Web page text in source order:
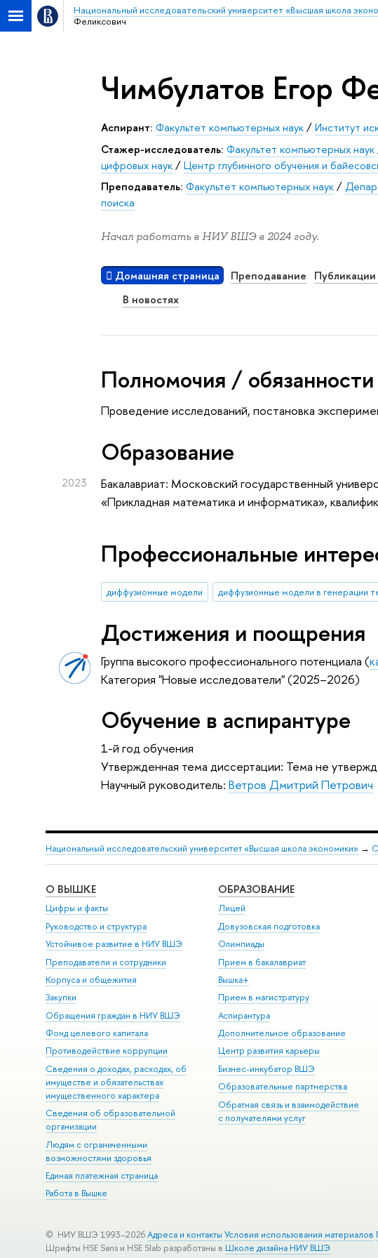
Национальный исследовательский университет «Высшая школа
Феликсович
Чимбулатов Егор
Аспирант: Факультет компьютерных наук/Институт
Стажер-исследователь: Факультет компьютерных наук
цифровых наук/Центр глубинного обучения и
Преподаватель: Факультет компьютерных наук/
поиска
Начал работать в НИУ ВШЭ в 2024 году.
Домашняя страница Преподавание
В новостях
Полномочия / обязанности
Проведение исследований, постановка
Oбразование
2023
Бакалавриат: Московский государственный
«Прикладная математика и информатика»,
Профессиональные
диффузионные модели диффузионные модели в генерации
Достижения и поощрения
Группа высокого профессионального потенциала (
Категория "Новые исследователи" (2025–2026)
Обучение в аспирантуре
1-й год обучения
Утвержденная тема диссертации: Тема не
Научный руководитель:Ветров Дмитрий Петрович
Национальный исследовательский университет «Высшая школа экономики» →
О ВЫШКЕ
Цифры и факты
Руководство и структура
Устойчивое развитие в НИУ ВШЭ
Преподаватели и сотрудники
Корпуса и общежития
Закупки
Обращения граждан в НИУ ВШЭ
Фонд целевого капитала
Противодействие коррупции
Сведения о доходах, расходах, об
имуществе и обязательствах
имущественного характера
Сведения об образовательной
организации
Людям с ограниченными
возможностями здоровья
Единая платежная страница
Работа в Вышке
ОБРАЗОВАНИЕ
Лицей
Довузовская подготовка
Олимпиады
Прием в бакалавриат
Вышка+
Прием в магистратуру
Аспирантура
Дополнительное образование
Центр развития карьеры
Бизнес-инкубатор ВШЭ
Образовательные партнерства
Обратная связь и взаимодействие
с получателями услуг
© НИУ ВШЭ 1993–2026 Адреса и контакты Условия использования материалов
Шрифты HSE Sans и HSE Slab разработаны в Школе дизайна НИУ ВШЭ